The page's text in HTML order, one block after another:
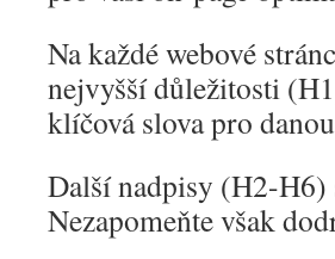
Na každé webové
nejvyšší důležitosti
klíčová slova pro
Další nadpisy (H2-H6)
Nezapomeňte však